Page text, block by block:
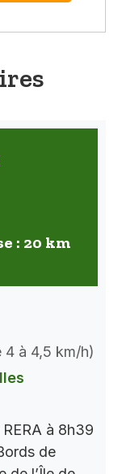
: 20 km
à 4,5 km/h)
à 8h39
de